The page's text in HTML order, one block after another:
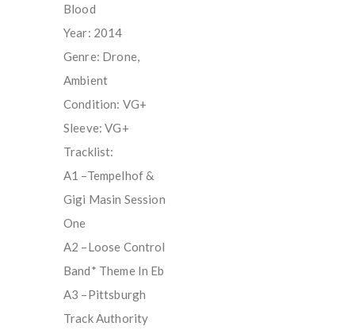
Blood
Year: 2014
Genre: Drone,
Ambient
Condition: VG+
Sleeve: VG+
Tracklist:
A1 –Tempelhof &
Gigi Masin Session
One
A2 –Loose Control
Band* Theme In Eb
A3 –Pittsburgh
Track Authority